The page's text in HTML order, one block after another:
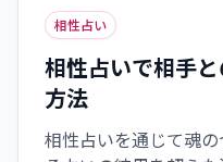
相性占い
相性占いで相手
方法
相性占いを通じて魂